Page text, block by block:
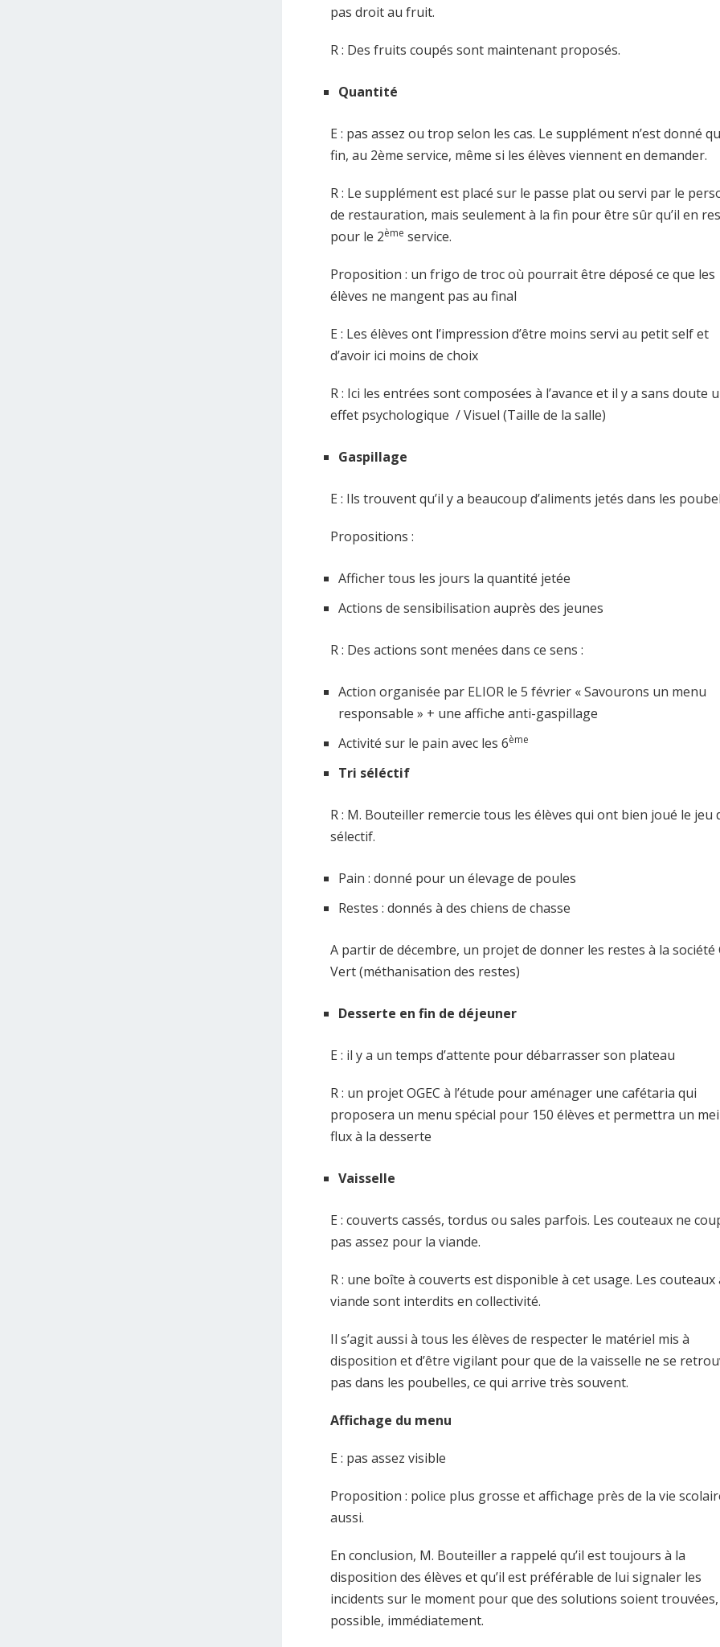
pas droit au fruit.
R : Des fruits coupés sont maintenant proposés.
Quantité
E : pas assez ou trop selon les cas. Le supplément n’est donné
fin, au 2ème service, même si les élèves viennent en demander.
R : Le supplément est placé sur le passe plat ou servi par le
de restauration, mais seulement à la fin pour être sûr qu’il en
pour le 2ème service.
Proposition : un frigo de troc où pourrait être déposé ce que les
élèves ne mangent pas au final
E : Les élèves ont l’impression d’être moins servi au petit self et
d’avoir ici moins de choix
R : Ici les entrées sont composées à l’avance et il y a sans doute
effet psychologique / Visuel (Taille de la salle)
Gaspillage
E : Ils trouvent qu’il y a beaucoup d’aliments jetés dans les
Propositions :
Afficher tous les jours la quantité jetée
Actions de sensibilisation auprès des jeunes
R : Des actions sont menées dans ce sens :
Action organisée par ELIOR le 5 février « Savourons un menu
responsable » + une affiche anti-gaspillage
Activité sur le pain avec les 6ème
Tri séléctif
R : M. Bouteiller remercie tous les élèves qui ont bien joué le jeu
sélectif.
Pain : donné pour un élevage de poules
Restes : donnés à des chiens de chasse
A partir de décembre, un projet de donner les restes à la société
Vert (méthanisation des restes)
Desserte en fin de déjeuner
E : il y a un temps d’attente pour débarrasser son plateau
R : un projet OGEC à l’étude pour aménager une cafétaria qui
proposera un menu spécial pour 150 élèves et permettra un
flux à la desserte
Vaisselle
E : couverts cassés, tordus ou sales parfois. Les couteaux ne
pas assez pour la viande.
R : une boîte à couverts est disponible à cet usage. Les couteaux
viande sont interdits en collectivité.
Il s’agit aussi à tous les élèves de respecter le matériel mis à
disposition et d’être vigilant pour que de la vaisselle ne se
pas dans les poubelles, ce qui arrive très souvent.
Affichage du menu
E : pas assez visible
Proposition : police plus grosse et affichage près de la vie
aussi.
En conclusion, M. Bouteiller a rappelé qu’il est toujours à la
disposition des élèves et qu’il est préférable de lui signaler les
incidents sur le moment pour que des solutions soient trouvées,
possible, immédiatement.